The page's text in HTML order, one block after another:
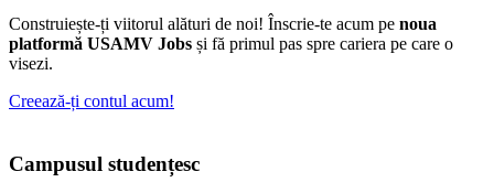
Construiește-ți viitorul alături de noi! Înscrie-te acum pe noua
platformă USAMV Jobs și fă primul pas spre cariera pe care o
visezi.
Creează-ți contul acum!
Campusul studențesc